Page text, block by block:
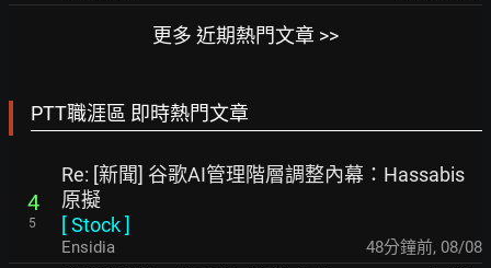
更多 近期熱門文章 >>
PTT職涯區 即時熱門文章
4
5
Re: [新聞] 谷歌AI管理階層調整內幕：Hassabis
原擬
[Stock]
Ensidia 48分鐘前, 08/08